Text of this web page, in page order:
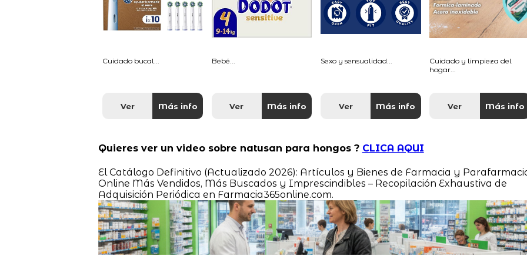
Cuidado bucal...
Ver Más info
Bebé...
Ver Más info
Sexo y sensualidad...
Ver Más info
Cuidado y limpieza del
hogar...
Ver Más info
Quieres ver un video sobre natusan para hongos ? CLICA AQUI
El Catálogo Definitivo (Actualizado 2026): Artículos y Bienes de Farmacia y
Online Más Vendidos, Más Buscados y Imprescindibles – Recopilación Exhaustiva de
Adquisición Periódica en Farmacia365online.com.